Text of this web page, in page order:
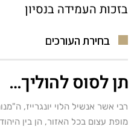
בזכות העמידה בנסיון
בחירת העורכים
תן לסוס להוליך…
רבי אשר אנשיל הלוי יונגרייז,
מופת עצום בכל האזור, הן בין